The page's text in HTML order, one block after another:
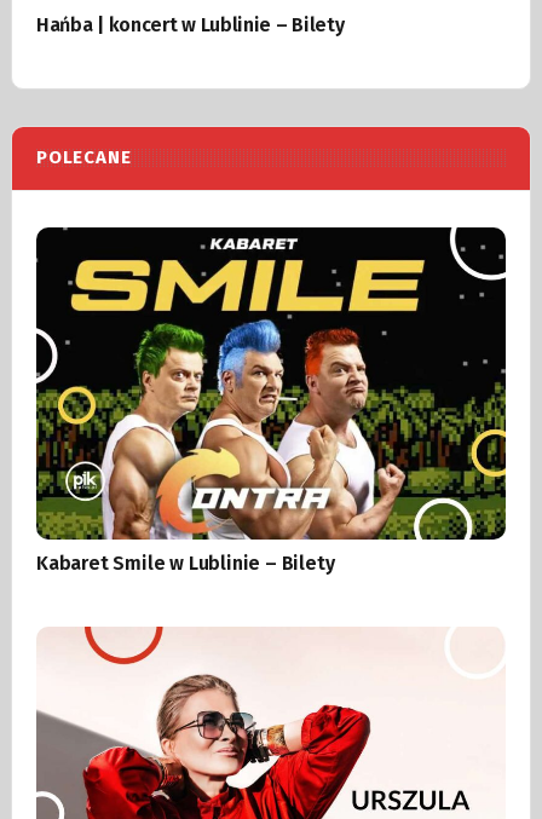
Hańba | koncert w Lublinie – Bilety
POLECANE
Kabaret Smile w Lublinie – Bilety